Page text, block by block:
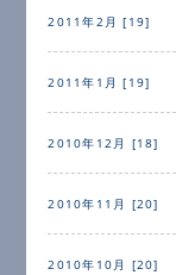
2011年2月 [19]
2011年1月 [19]
2010年12月 [18]
2010年11月 [20]
2010年10月 [20]